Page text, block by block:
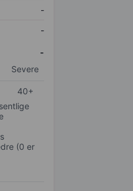
-
-
-
Severe
40+
(0 er